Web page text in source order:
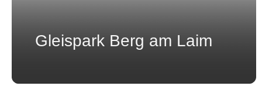
Gleispark Berg am Laim